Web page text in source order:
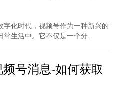
化时代，视频号作为一种新兴的
生活中。它不仅是一个分...
号消息-如何获取